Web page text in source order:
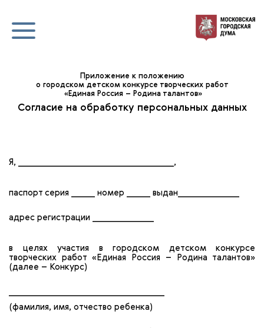
Приложение к положению
о городском детском конкурсе творческих работ
«Единая Россия – Родина талантов»
Согласие на обработку персональных данных
Я, _________________________________,
паспорт серия _____ номер _____ выдан_____________
адрес регистрации _____________
в целях участия в городском детском конкурсе
творческих работ «Единая Россия – Родина талантов»
(далее – Конкурс)
(фамилия, имя, отчество ребенка)